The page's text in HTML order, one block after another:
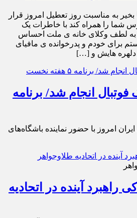
به مناسبت روز تعطیل امروز قرار
شما را همراه کند با خاطرات یک
به لطف وکلای خانه ی ملت احساس
برای خودم و پدرخوانده ی مافیای
دلهره هایش و […]
انجام شد/ برنامه
امروز با حضور نماینده باشگاه‌های
راهبرد آینده در اتحادیه